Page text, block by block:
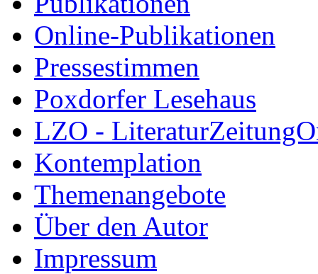
Online-Publikationen
Pressestimmen
Poxdorfer Lesehaus
LZO -
Kontemplation
Themenangebote
Über den Autor
Impressum